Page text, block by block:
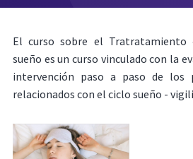
El curso sobre el
sueño es un curso vinculado con la
intervención paso a paso de los
relacionados con el ciclo sueño -